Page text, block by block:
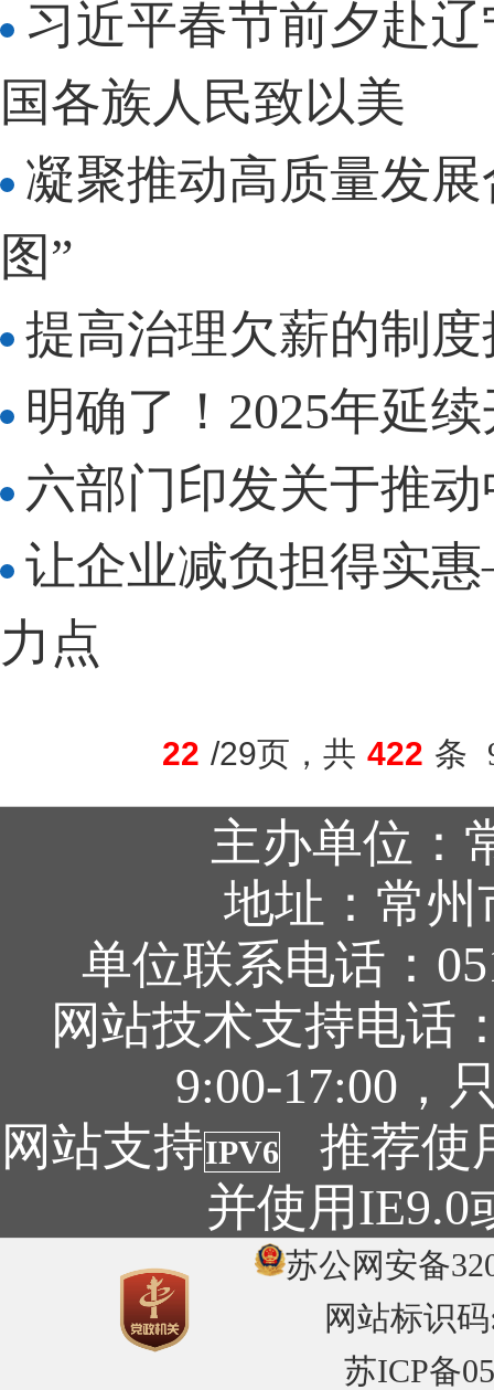
习近平春节前夕赴
国各族人民致以美
凝聚推动高质量发
图”
提高治理欠薪的制
明确了！2025年延
六部门印发关于推
让企业减负担得实
力点
22 /29页，共 422 条
主办单位：
地址：常州
单位联系电话：
网站技术支持电话
9:00-17:00，
网站支持IPV6推荐使
并使用IE9.0
苏公网安备
网站标识码
苏ICP备